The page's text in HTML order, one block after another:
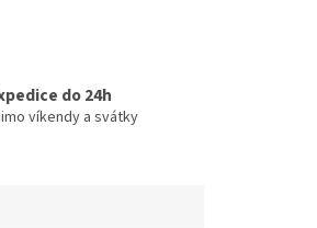
do 24h
víkendy a svátky